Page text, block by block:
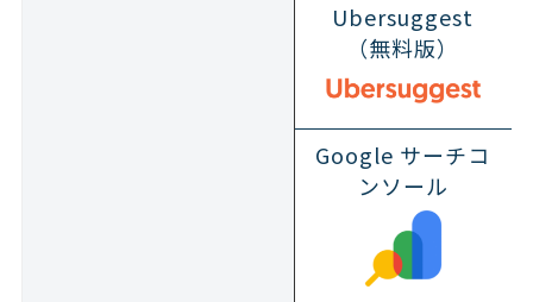
Ubersuggest
（無料版）
Google サーチコ
ンソール